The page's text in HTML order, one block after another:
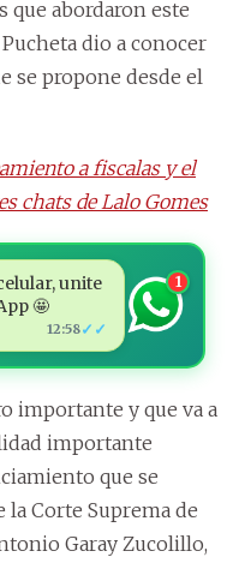
que abordaron este
dio a conocer
se propone desde el
a fiscalas y el
chats de Lalo Gomes
unite
🤩
12:58✓✓
1
importante y que va a
importante
que se
Corte Suprema de
Garay Zucolillo,